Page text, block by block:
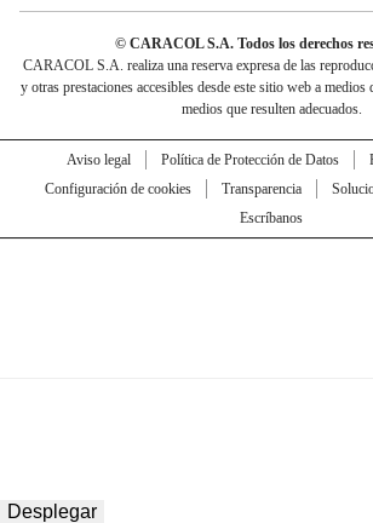
© CARACOL S.A. Todos los derechos
CARACOL S.A. realiza una reserva expresa de las
y otras prestaciones accesibles desde este sitio web a medios
medios que resulten adecuados.
Aviso legal Política de Protección de Datos
Configuración de cookies
Transparencia
Escríbanos
Desplegar